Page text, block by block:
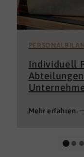
Individuell
Mehr erfahren